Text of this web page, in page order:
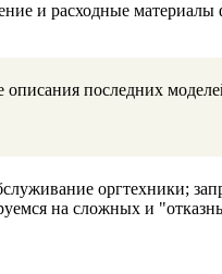
и расходные
описания последних
оргтехники;
на сложных и